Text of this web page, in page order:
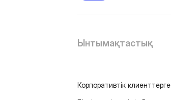
Ынтымақтастық
Корпоративтік клиенттерге